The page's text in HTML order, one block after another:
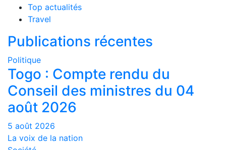
Top actualités
Travel
Publications récentes
Politique
Togo : Compte rendu du
Conseil des ministres du 04
août 2026
5 août 2026
La voix de la nation